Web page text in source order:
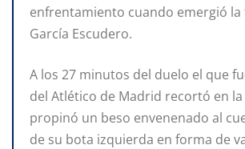
enfrentamiento cuando emergió la
García Escudero.
A los 27 minutos del duelo el que
del Atlético de Madrid recortó en
propinó un beso envenenado al
de su bota izquierda en forma de